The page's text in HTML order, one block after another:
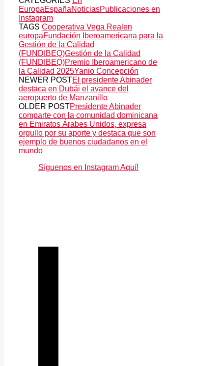
EuropaEspañaNoticiasPublicaciones en
Instagram
TAGS Cooperativa Vega Real en
europaFundación Iberoamericana para la
Gestión de la Calidad
(FUNDIBEQ)Gestión de la Calidad
(FUNDIBEQ)Premio Iberoamericano de
la Calidad 2025Yanio Concepción
NEWER POSTEl presidente Abinader
destaca en Dubái el avance del
aeropuerto de Manzanillo
OLDER POSTPresidente Abinader
comparte con la comunidad dominicana
en Emiratos Árabes Unidos, expresa
orgullo por su aporte y destaca que son
ejemplo de buenos ciudadanos en el
mundo
Síguenos en Instagram Aquí!